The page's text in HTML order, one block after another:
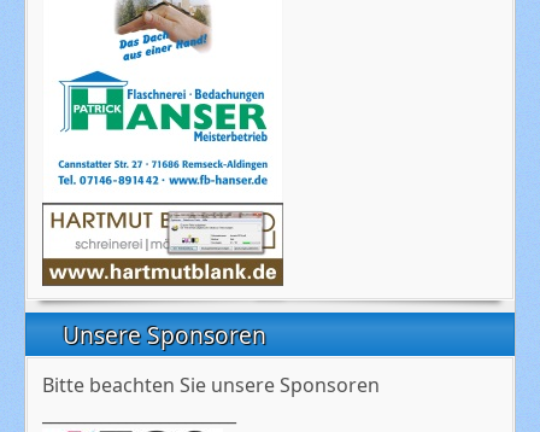
Unsere Sponsoren
Bitte beachten Sie unsere Sponsoren